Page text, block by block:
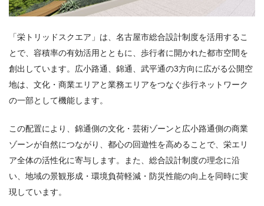
「栄トリッドスクエア」は、名古屋市総合設計制度を活用するこ
とで、容積率の有効活用とともに、歩行者に開かれた都市空間を
創出しています。広小路通、錦通、武平通の3方向に広がる公開空
地は、文化・商業エリアと業務エリアをつなぐ歩行ネットワーク
の一部として機能します。
この配置により、錦通側の文化・芸術ゾーンと広小路通側の商業
ゾーンが自然につながり、都心の回遊性を高めることで、栄エリ
ア全体の活性化に寄与します。また、総合設計制度の理念に沿
い、地域の景観形成・環境負荷軽減・防災性能の向上を同時に実
現しています。